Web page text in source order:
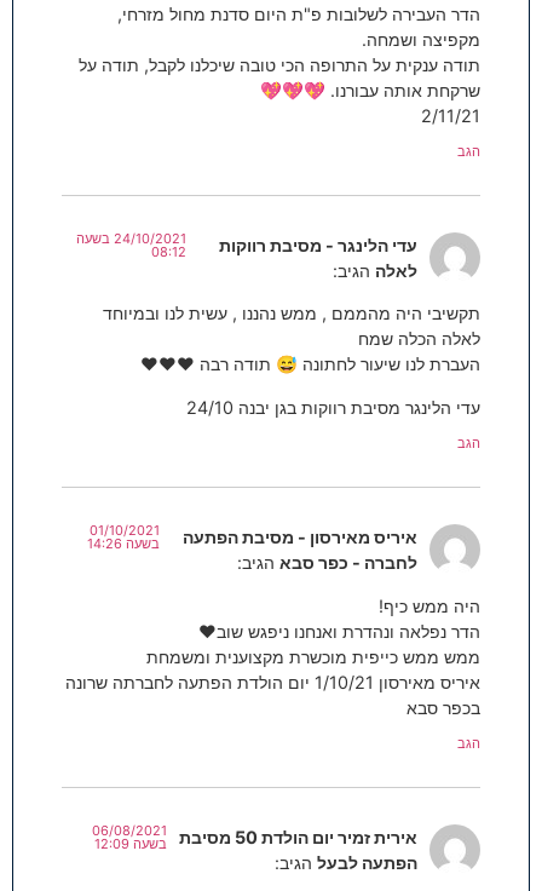
הדר העבירה לשלובות פ"ת היום סדנת מחול מזרחי,
מקפיצה ושמחה.
תודה ענקית על התרופה הכי טובה שיכלנו לקבל, תודה על
שרקחת אותה עבורנו. 💖💖💖
2/11/21
הגב
עדי הלינגר - מסיבת רווקות
לאלה הגיב:
24/10/2021 בשעה
08:12
תקשיבי היה מהממם , ממש נהננו , עשית לנו ובמיוחד
לאלה הכלה שמח
העברת לנו שיעור לחתונה 😅 תודה רבה ❤❤❤
עדי הלינגר מסיבת רווקות בגן יבנה 24/10
הגב
איריס מאירסון - מסיבת הפתעה
לחברה - כפר סבא הגיב:
01/10/2021
בשעה 14:26
היה ממש כיף!
הדר נפלאה ונהדרת ואנחנו ניפגש שוב❤
ממש ממש כייפית מוכשרת מקצוענית ומשמחת
איריס מאירסון 1/10/21 יום הולדת הפתעה לחברתה שרונה
בכפר סבא
הגב
אירית זמיר יום הולדת 50 מסיבת
הפתעה לבעל הגיב:
06/08/2021
בשעה 12:09